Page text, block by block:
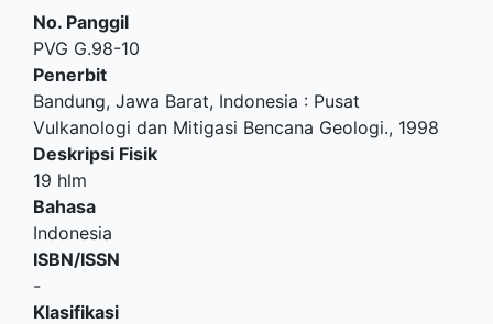
No. Panggil
PVG G.98-10
Penerbit
Bandung, Jawa Barat, Indonesia : Pusat
Vulkanologi dan Mitigasi Bencana Geologi., 1998
Deskripsi Fisik
19 hlm
Bahasa
Indonesia
ISBN/ISSN
-
Klasifikasi